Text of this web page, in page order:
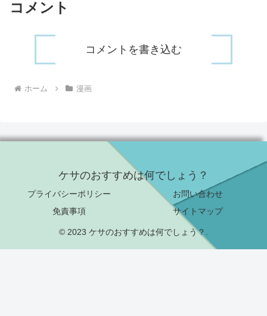
コメント
コメントを書き込む
ホーム 漫画
ケサのおすすめは何でしょう？
プライバシーポリシー
お問い合わせ
免責事項
サイトマップ
© 2023 ケサのおすすめは何でしょう？.